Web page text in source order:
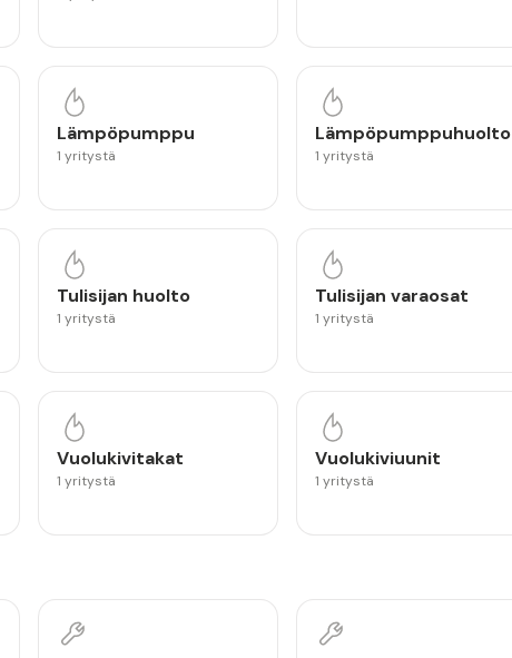
Lämpöpumppu
1 yritystä
Lämpöpumppuhuolto
1 yritystä
Tulisijan huolto
1 yritystä
Tulisijan varaosat
1 yritystä
Vuolukivitakat
1 yritystä
Vuolukiviuunit
1 yritystä